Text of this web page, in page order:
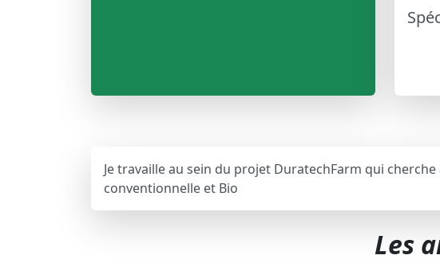
Je travaille au sein du projet DuratechFarm qui
conventionnelle et Bio
Les